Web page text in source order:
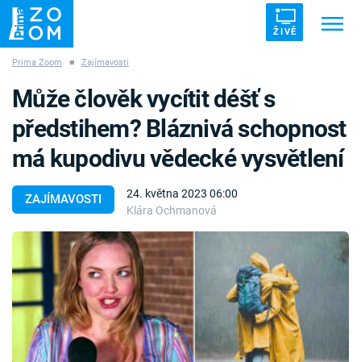
ŽIVĚ
ZÁHADY VETŘELCI DÁVNOVĚKU
Témata
Témata
Pořady
TV Program
Prima Zoom ■ Zajímavosti
ZAJÍMAVOSTI
24. května 2023 06:00
Klára Ochmanová
Může člověk vycítit déšť s
předstihem? Bláznivá schopnost
má kupodivu vědecké vysvětlení